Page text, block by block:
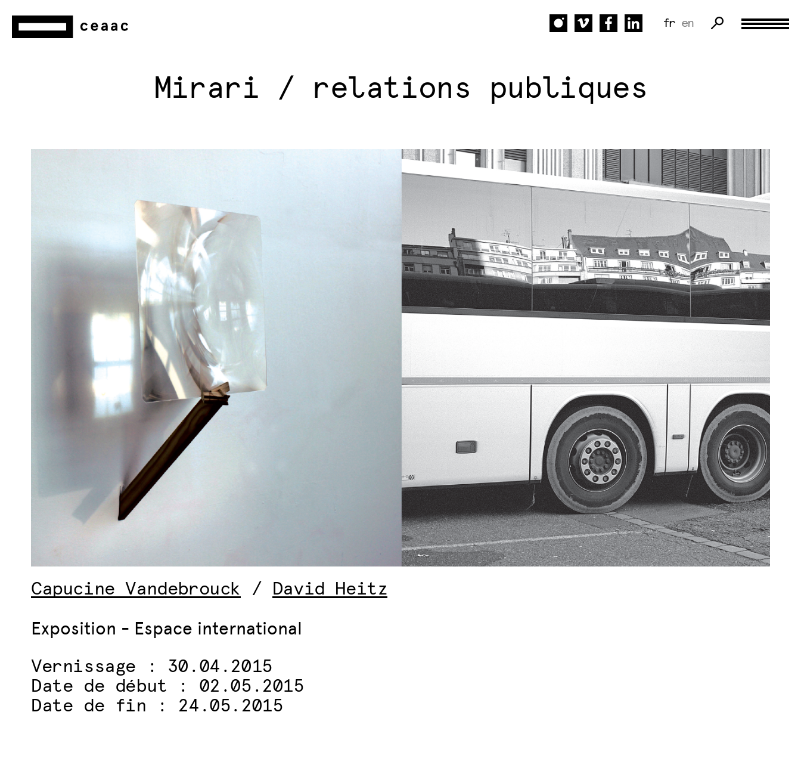
fr en
Mirari / relations publiques
Capucine Vandebrouck / David Heitz
Exposition - Espace international
Vernissage : 30.04.2015
Date de début : 02.05.2015
Date de fin : 24.05.2015